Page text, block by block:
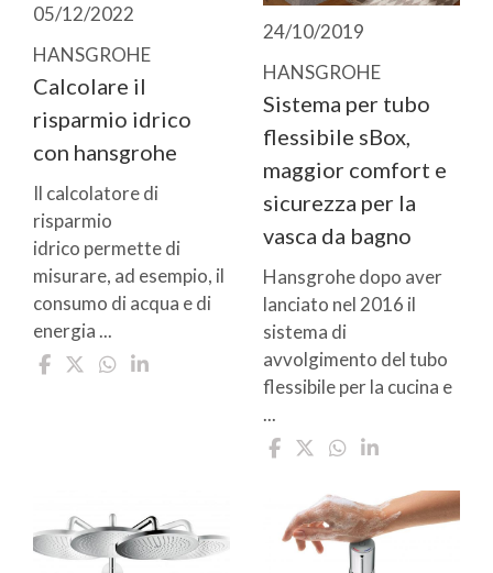
05/12/2022
HANSGROHE
Calcolare il
risparmio idrico
con hansgrohe
Il calcolatore di
risparmio
idrico permette di
misurare, ad esempio, il
consumo di acqua e di
energia ...
24/10/2019
HANSGROHE
Sistema per tubo
flessibile sBox,
maggior comfort e
sicurezza per la
vasca da bagno
Hansgrohe dopo aver
lanciato nel 2016 il
sistema di
avvolgimento del tubo
flessibile per la cucina e
...